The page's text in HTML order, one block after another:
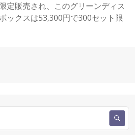
定販売され、このグリーンディス
ックスは53,300円で300セット限